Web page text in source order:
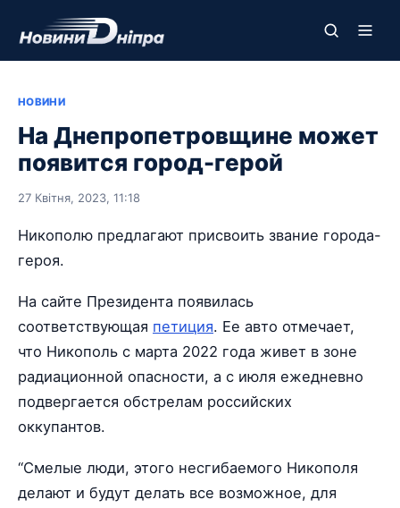
НОВИНИ
На Днепропетровщине может
появится город-герой
27 Квітня, 2023, 11:18
Никополю предлагают присвоить звание города-
героя.
На сайте Президента появилась
соответствующая петиция. Ее авто отмечает,
что Никополь с марта 2022 года живет в зоне
радиационной опасности, а с июля ежедневно
подвергается обстрелам российских
оккупантов.
“Смелые люди, этого несгибаемого Никополя
делают и будут делать все возможное, для